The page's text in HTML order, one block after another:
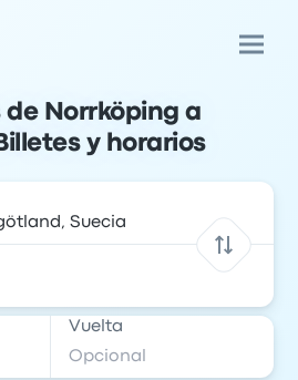
Norrköping a
y horarios
Vuelta